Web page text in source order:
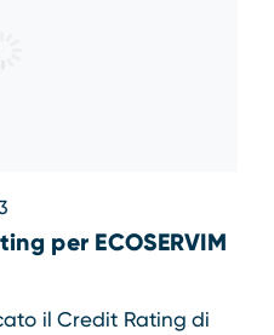
per ECOSERVIM
il Credit Rating di